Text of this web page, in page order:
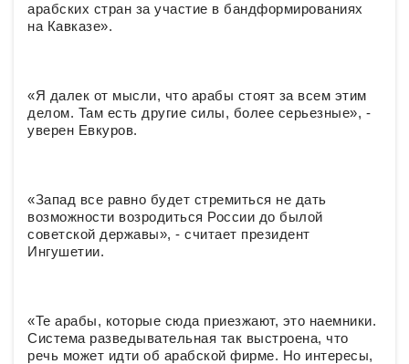
арабских стран за участие в бандформированиях
на Кавказе».
«Я далек от мысли, что арабы стоят за всем этим
делом. Там есть другие силы, более серьезные», -
уверен Евкуров.
«Запад все равно будет стремиться не дать
возможности возродиться России до былой
советской державы», - считает президент
Ингушетии.
«Те арабы, которые сюда приезжают, это наемники.
Система разведывательная так выстроена, что
речь может идти об арабской фирме. Но интересы,